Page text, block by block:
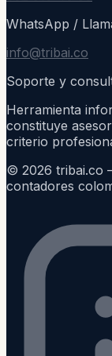
WhatsApp /
info@tribai.co
Soporte y
Herramienta
constituye
criterio
© 2026 tribai.co
contadores